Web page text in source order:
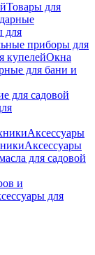
Товары для
для
приборы для
купелейОкна
для бани и
для садовой
Аксессуары
Аксессуары
для садовой
и
для